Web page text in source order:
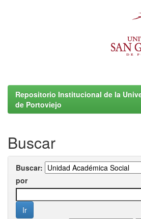
Repositorio Institucional de la
de Portoviejo
Buscar
Buscar:
por